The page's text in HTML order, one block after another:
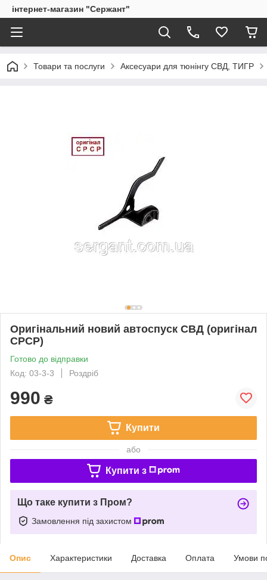
інтернет-магазин "Сержант"
Товари та послуги Аксесуари для тюнінгу СВД, ТИГР
Оригінальний новий автоспуск СВД (оригінал
СРСР)
Готово до відправки
Код: 03-3-3
Роздріб
990 ₴
Купити
або
Купити з
Що таке купити з Пром?
Замовлення під захистом
Опис Характеристики Доставка Оплата Умови